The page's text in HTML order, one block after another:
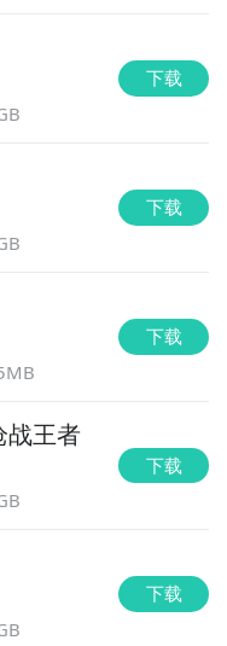
下载
下载
下载
战王者
下载
下载